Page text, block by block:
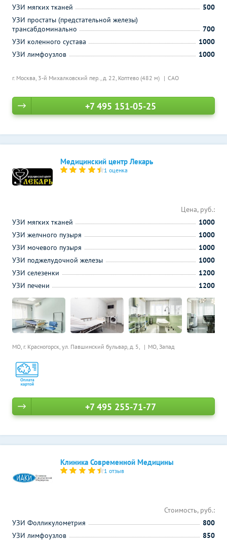
г. Москва, 3-й Михалковский пер., д. 22, Коптево (482 м) САО
УЗИ мягких тканей
500
УЗИ простаты (предстательной железы)
трансабдоминально
700
УЗИ коленного сустава
1000
УЗИ лимфоузлов
1000
+7 495 151-05-25
Медицинский центр Лекарь
1 оценка
МО, г. Красногорск, ул. Павшинский бульвар, д. 5, МО, Запад
Цена, руб.:
УЗИ мягких тканей
1000
УЗИ желчного пузыря
1000
УЗИ мочевого пузыря
1000
УЗИ поджелудочной железы
1000
УЗИ селезенки
1200
УЗИ печени
1200
+7 495 255-71-77
Клиника Современной Медицины
1 отзыв
Стоимость, руб.:
УЗИ Фолликулометрия
800
УЗИ лимфоузлов
850